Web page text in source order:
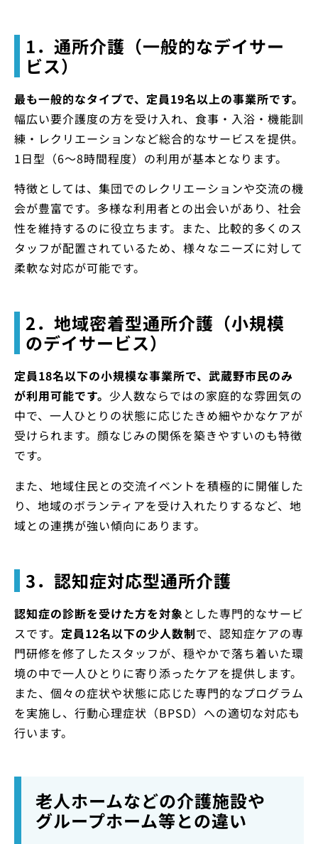
1．通所介護（一般的なデイサー
ビス）
最も一般的なタイプで、定員19名以上の事業所です。
幅広い要介護度の方を受け入れ、食事・入浴・機能訓
練・レクリエーションなど総合的なサービスを提供。
1日型（6～8時間程度）の利用が基本となります。
特徴としては、集団でのレクリエーションや交流の機
会が豊富です。多様な利用者との出会いがあり、社会
性を維持するのに役立ちます。また、比較的多くのス
タッフが配置されているため、様々なニーズに対して
柔軟な対応が可能です。
2．地域密着型通所介護（小規模
のデイサービス）
定員18名以下の小規模な事業所で、武蔵野市民のみ
が利用可能です。 少人数ならではの家庭的な雰囲気の
中で、一人ひとりの状態に応じたきめ細やかなケアが
受けられます。顔なじみの関係を築きやすいのも特徴
です。
また、地域住民との交流イベントを積極的に開催した
り、地域のボランティアを受け入れたりするなど、地
域との連携が強い傾向にあります。
3．認知症対応型通所介護
認知症の診断を受けた方を対象 とした専門的なサービ
スです。 定員12名以下の少人数制で、認知症ケアの専
門研修を修了したスタッフが、穏やかで落ち着いた環
境の中で一人ひとりに寄り添ったケアを提供します。
また、個々の症状や状態に応じた専門的なプログラム
を実施し、行動心理症状（BPSD）への適切な対応も
行います。
老人ホームなどの介護施設や
グループホーム等との違い